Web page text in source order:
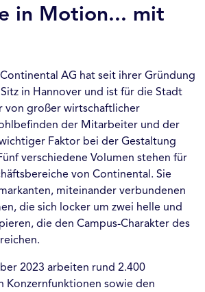
in Motion... mit
AG hat seit ihrer Gründung
in Hannover und ist für die Stadt
von großer wirtschaftlicher
der Mitarbeiter und der
Faktor bei der Gestaltung
verschiedene Volumen stehen für
von Continental. Sie
miteinander verbundenen
die sich locker um zwei helle und
die den Campus-Charakter des
2023 arbeiten rund 2.400
Konzernfunktionen sowie den